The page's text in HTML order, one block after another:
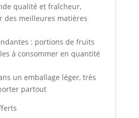
qualité et fraîcheur,
des meilleures matières
: portions de fruits
à consommer en quantité
un emballage léger, très
partout